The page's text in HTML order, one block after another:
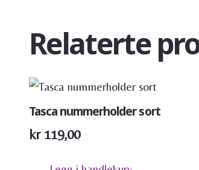
Relaterte
Tasca nummerholder sort
kr119,00